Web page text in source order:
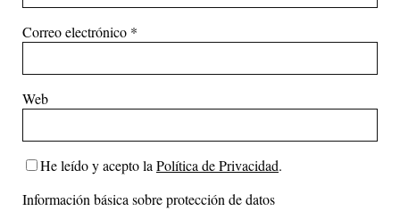
Correo electrónico *
Web
He leído y acepto la Política de Privacidad.
Información básica sobre protección de datos